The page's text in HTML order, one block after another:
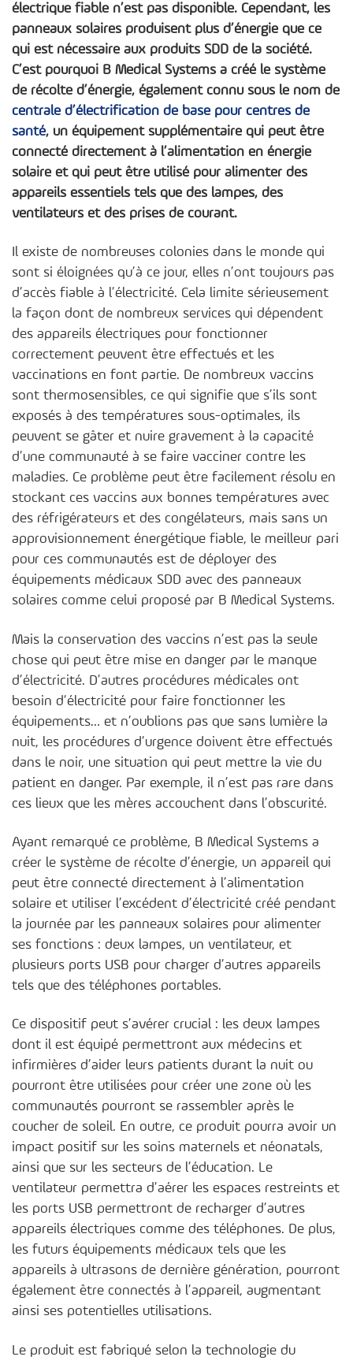
électrique fiable n’est pas disponible. Cependant, les
panneaux solaires produisent plus d’énergie que ce
qui est nécessaire aux produits SDD de la société.
C’est pourquoi B Medical Systems a créé le système
de récolte d’énergie, également connu sous le nom de
centrale d’électrification de base pour centres de
santé, un équipement supplémentaire qui peut être
connecté directement à l’alimentation en énergie
solaire et qui peut être utilisé pour alimenter des
appareils essentiels tels que des lampes, des
ventilateurs et des prises de courant.
Il existe de nombreuses colonies dans le monde qui
sont si éloignées qu’à ce jour, elles n’ont toujours pas
d’accès fiable à l’électricité. Cela limite sérieusement
la façon dont de nombreux services qui dépendent
des appareils électriques pour fonctionner
correctement peuvent être effectués et les
vaccinations en font partie. De nombreux vaccins
sont thermosensibles, ce qui signifie que s’ils sont
exposés à des températures sous-optimales, ils
peuvent se gâter et nuire gravement à la capacité
d’une communauté à se faire vacciner contre les
maladies. Ce problème peut être facilement résolu en
stockant ces vaccins aux bonnes températures avec
des réfrigérateurs et des congélateurs, mais sans un
approvisionnement énergétique fiable, le meilleur pari
pour ces communautés est de déployer des
équipements médicaux SDD avec des panneaux
solaires comme celui proposé par B Medical Systems.
Mais la conservation des vaccins n’est pas la seule
chose qui peut être mise en danger par le manque
d’électricité. D’autres procédures médicales ont
besoin d’électricité pour faire fonctionner les
équipements… et n’oublions pas que sans lumière la
nuit, les procédures d’urgence doivent être effectués
dans le noir, une situation qui peut mettre la vie du
patient en danger. Par exemple, il n’est pas rare dans
ces lieux que les mères accouchent dans l’obscurité.
Ayant remarqué ce problème, B Medical Systems a
créer le système de récolte d’énergie, un appareil qui
peut être connecté directement à l’alimentation
solaire et utiliser l’excédent d’électricité créé pendant
la journée par les panneaux solaires pour alimenter
ses fonctions : deux lampes, un ventilateur, et
plusieurs ports USB pour charger d’autres appareils
tels que des téléphones portables.
Ce dispositif peut s’avérer crucial : les deux lampes
dont il est équipé permettront aux médecins et
infirmières d’aider leurs patients durant la nuit ou
pourront être utilisées pour créer une zone où les
communautés pourront se rassembler après le
coucher de soleil. En outre, ce produit pourra avoir un
impact positif sur les soins maternels et néonatals,
ainsi que sur les secteurs de l’éducation. Le
ventilateur permettra d’aérer les espaces restreints et
les ports USB permettront de recharger d’autres
appareils électriques comme des téléphones. De plus,
les futurs équipements médicaux tels que les
appareils à ultrasons de dernière génération, pourront
également être connectés à l’appareil, augmentant
ainsi ses potentielles utilisations.
Le produit est fabriqué selon la technologie du